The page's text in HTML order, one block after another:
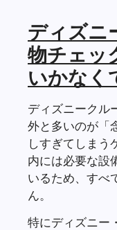
ディズニ
物チェッ
いかなく
ディズニークル
外と多いのが「
しすぎてしまう
内には必要な設
いるため、すべ
ん。
特にディズニー